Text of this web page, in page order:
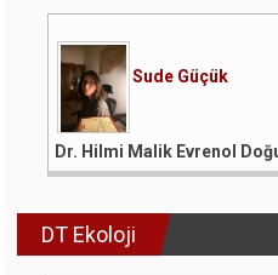
Sude Güçük
Dr. Hilmi Malik Evrenol
DT Ekoloji